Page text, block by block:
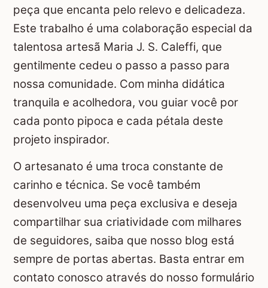
peça que encanta pelo relevo e delicadeza.
Este trabalho é uma colaboração especial da
talentosa artesã Maria J. S. Caleffi, que
gentilmente cedeu o passo a passo para
nossa comunidade. Com minha didática
tranquila e acolhedora, vou guiar você por
cada ponto pipoca e cada pétala deste
projeto inspirador.
O artesanato é uma troca constante de
carinho e técnica. Se você também
desenvolveu uma peça exclusiva e deseja
compartilhar sua criatividade com milhares
de seguidores, saiba que nosso blog está
sempre de portas abertas. Basta entrar em
contato conosco através do nosso formulário